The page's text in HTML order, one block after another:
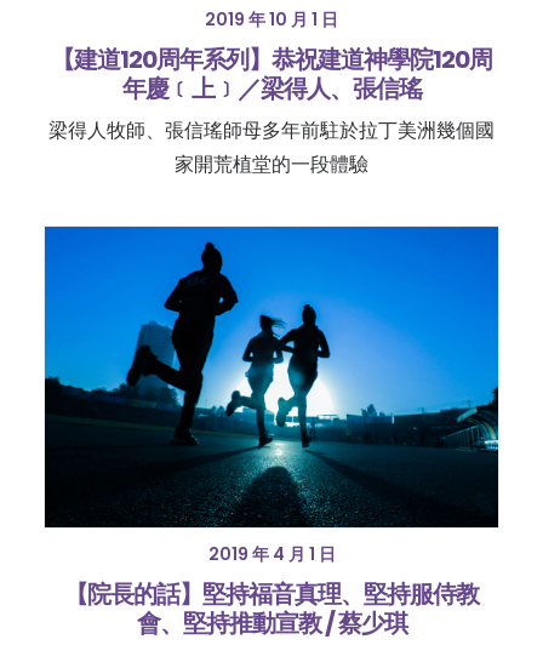
2019 年 10 月 1 日
【建道120周年系列】恭祝建道神學院120周
年慶﹝上﹞／梁得人、張信瑤
梁得人牧師、張信瑤師母多年前駐於拉丁美洲幾個國
家開荒植堂的一段體驗
2019 年 4 月 1 日
【院長的話】堅持福音真理、堅持服侍教
會、堅持推動宣教 / 蔡少琪